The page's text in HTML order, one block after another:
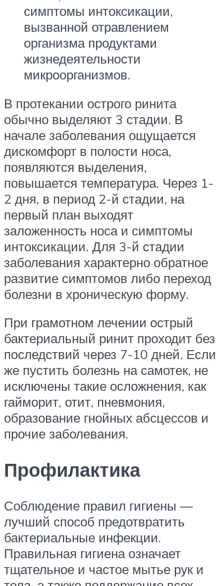
симптомы интоксикации,
вызванной отравлением
организма продуктами
жизнедеятельности
микроорганизмов.
В протекании острого ринита
обычно выделяют 3 стадии. В
начале заболевания ощущается
дискомфорт в полости носа,
появляются выделения,
повышается температура. Через 1-
2 дня, в период 2-й стадии, на
первый план выходят
заложенность носа и симптомы
интоксикации. Для 3-й стадии
заболевания характерно обратное
развитие симптомов либо переход
болезни в хроническую форму.
При грамотном лечении острый
бактериальный ринит проходит без
последствий через 7-10 дней. Если
же пустить болезнь на самотек, не
исключены такие осложнения, как
гайморит, отит, пневмония,
образование гнойных абсцессов и
прочие заболевания.
Профилактика
Соблюдение правил гигиены —
лучший способ предотвратить
бактериальные инфекции.
Правильная гигиена означает
тщательное и частое мытье рук и